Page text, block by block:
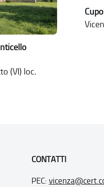
(VI) loc.
CONTATTI
PEC: